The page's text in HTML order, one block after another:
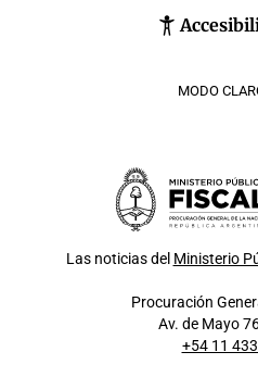
MODO
Las noticias del Ministerio
Procuración
Av. de Mayo
+54 11